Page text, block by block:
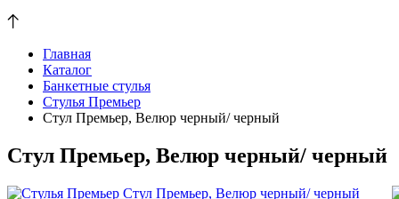
Главная
Каталог
Банкетные стулья
Стулья Премьер
Стул Премьер, Велюр черный/ черный
Стул Премьер, Велюр черный/ черный